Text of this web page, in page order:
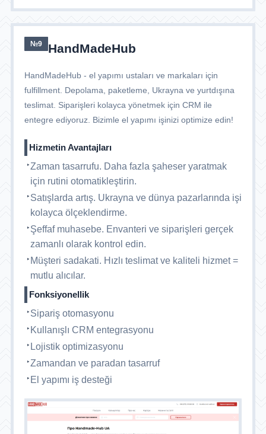
№9 HandMadeHub
HandMadeHub - el yapımı ustaları ve markaları için
fulfillment. Depolama, paketleme, Ukrayna ve yurtdışına
teslimat. Siparişleri kolayca yönetmek için CRM ile
entegre ediyoruz. Bizimle el yapımı işinizi optimize edin!
Hizmetin Avantajları
Zaman tasarrufu. Daha fazla şaheser yaratmak
için rutini otomatikleştirin.
Satışlarda artış. Ukrayna ve dünya pazarlarında işi
kolayca ölçeklendirme.
Şeffaf muhasebe. Envanteri ve siparişleri gerçek
zamanlı olarak kontrol edin.
Müşteri sadakati. Hızlı teslimat ve kaliteli hizmet =
mutlu alıcılar.
Fonksiyonellik
Sipariş otomasyonu
Kullanışlı CRM entegrasyonu
Lojistik optimizasyonu
Zamandan ve paradan tasarruf
El yapımı iş desteği